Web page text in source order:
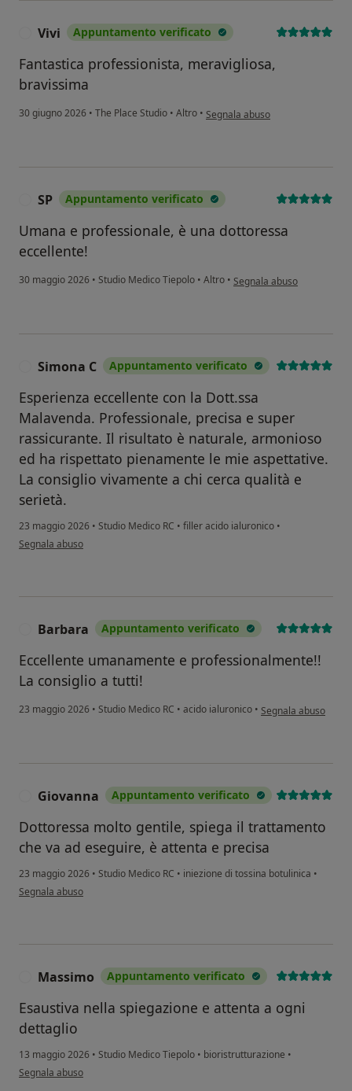
Vivi Appuntamento verificato
Fantastica professionista, meravigliosa,
bravissima
30 giugno 2026 • The Place Studio • Altro • secondo l'opinione dell'utente Vivi
Segnala abuso
SP Appuntamento verificato
Umana e professionale, è una dottoressa
eccellente!
30 maggio 2026 • Studio Medico Tiepolo • Altro • secondo l'opinione
Segnala abuso
Simona C Appuntamento verificato
Esperienza eccellente con la Dott.ssa
Malavenda. Professionale, precisa e super
rassicurante. Il risultato è naturale, armonioso
ed ha rispettato pienamente le mie aspettative.
La consiglio vivamente a chi cerca qualità e
serietà.
23 maggio 2026 • Studio Medico RC • filler acido ialuronico •
secondo l'opinione dell'utente Simona C
Segnala abuso
Barbara Appuntamento verificato
Eccellente umanamente e professionalmente!!
La consiglio a tutti!
23 maggio 2026 • Studio Medico RC • acido ialuronico • secondo l'opinione
Segnala abuso
Giovanna Appuntamento verificato
Dottoressa molto gentile, spiega il trattamento
che va ad eseguire, è attenta e precisa
23 maggio 2026 • Studio Medico RC • iniezione di tossina botulinica •
secondo l'opinione dell'utente Giovanna
Segnala abuso
Massimo Appuntamento verificato
Esaustiva nella spiegazione e attenta a ogni
dettaglio
13 maggio 2026 • Studio Medico Tiepolo • bioristrutturazione •
secondo l'opinione dell'utente Massimo
Segnala abuso